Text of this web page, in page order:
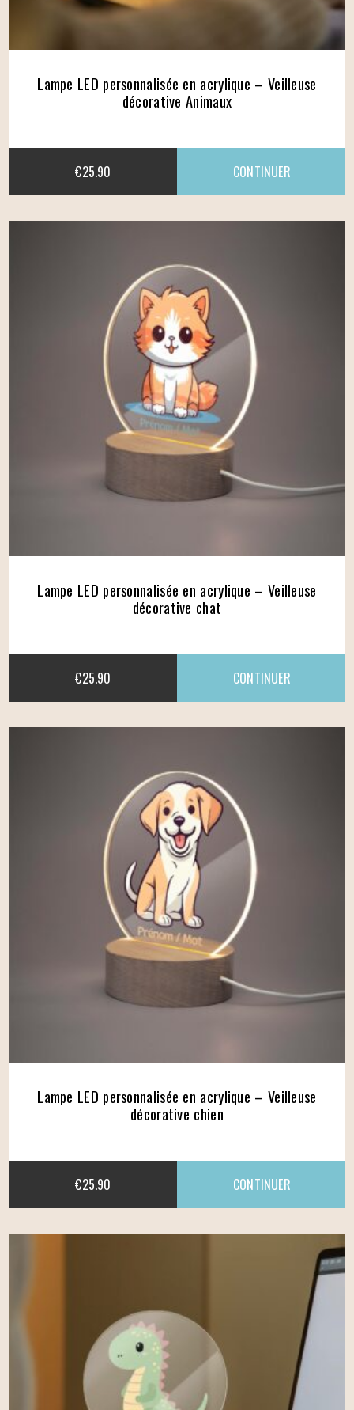
Lampe LED personnalisée en acrylique – Veilleuse
décorative Animaux
€25.90
Lampe LED personnalisée en acrylique – Veilleuse
décorative chat
€25.90
Lampe LED personnalisée en acrylique – Veilleuse
décorative chien
€25.90